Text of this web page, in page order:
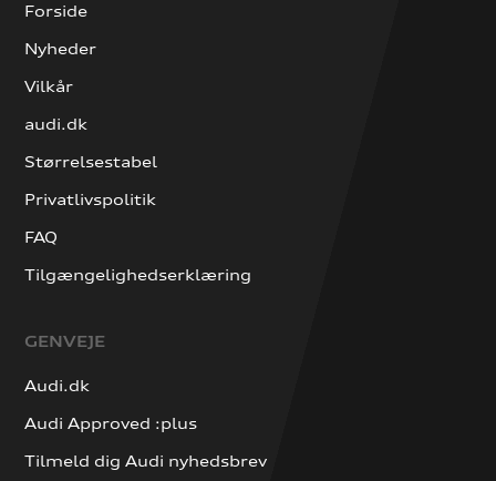
Forside
Nyheder
Vilkår
audi.dk
Størrelsestabel
Privatlivspolitik
FAQ
Tilgængelighedserklæring
GENVEJE
Audi.dk
Audi Approved :plus
Tilmeld dig Audi nyhedsbrev